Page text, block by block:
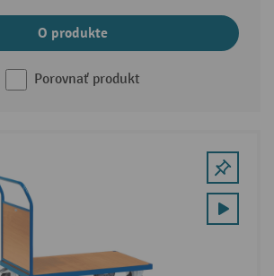
O produkte
Porovnať produkt